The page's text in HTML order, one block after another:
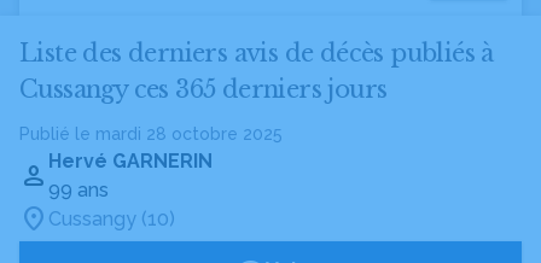
Liste des derniers avis de décès publiés à
Cussangy ces 365 derniers jours
Publié le mardi 28 octobre 2025
Hervé GARNERIN
99 ans
Cussangy (10)